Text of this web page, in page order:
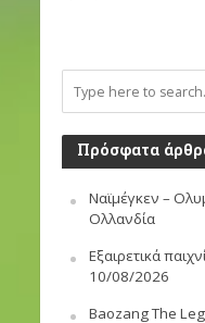
Πρόσφατα
Ναϊμέγκεν –
Ολλανδία
Εξαιρετικά
10/08/2026
Baozang The